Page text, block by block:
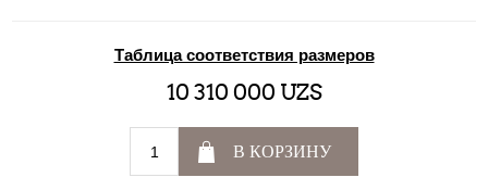
Таблица соответствия размеров
10 310 000 UZS
В КОРЗИНУ